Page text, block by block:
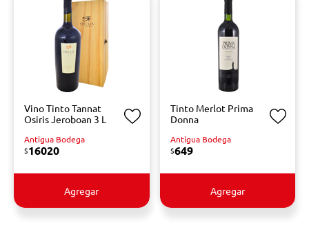
Vino Tinto Tannat
Osiris Jeroboan 3 L
Antigua Bodega
$16020
Agregar
Tinto Merlot Prima
Donna
Antigua Bodega
$649
Agregar